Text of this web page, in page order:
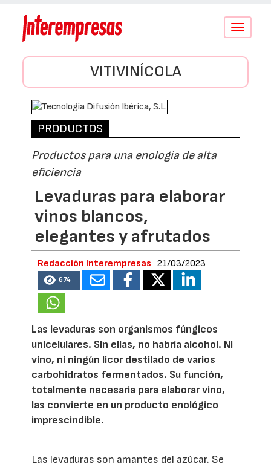
Conmutar
VITIVINÍCOLA
PRODUCTOS
Productos para una enología de alta
eficiencia
Levaduras para elaborar
vinos blancos,
elegantes y afrutados
Redacción Interempresas 21/03/2023
674
Las levaduras son organismos fúngicos
unicelulares. Sin ellas, no habría alcohol. Ni
vino, ni ningún licor destilado de varios
carbohidratos fermentados. Su función,
totalmente necesaria para elaborar vino,
las convierte en un producto enológico
imprescindible.
Las levaduras son amantes del azúcar. Se